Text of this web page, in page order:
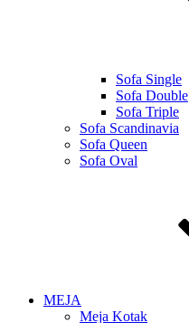
Sofa Single
Sofa Double
Sofa Triple
Sofa Scandinavia
Sofa Queen
Sofa Oval
MEJA
Meja Kotak